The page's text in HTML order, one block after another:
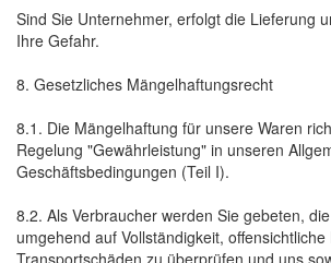
Sind Sie Unternehmer, erfolgt die Lieferung
Ihre Gefahr.
8. Gesetzliches Mängelhaftungsrecht
8.1. Die Mängelhaftung für unsere Waren
Regelung "Gewährleistung" in unseren
Geschäftsbedingungen (Teil I).
8.2. Als Verbraucher werden Sie gebeten,
umgehend auf Vollständigkeit,
Transportschäden zu überprüfen und uns